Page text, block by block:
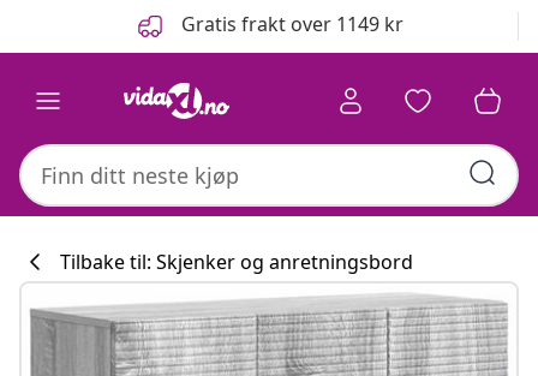
Gratis frakt over 1149 kr
Tilbake til: Skjenker og anretningsbord